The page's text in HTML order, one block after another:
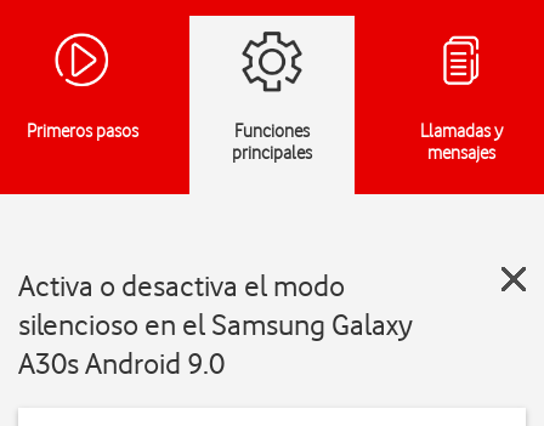
Primeros pasos
Funciones
principales
Llamadas y
mensajes
Activa o desactiva el modo
silencioso en el Samsung Galaxy
A30s Android 9.0